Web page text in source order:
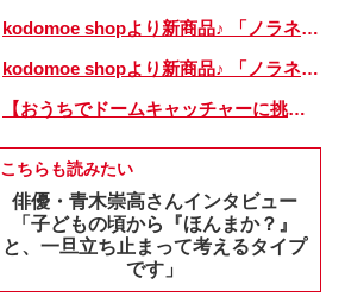
kodomoe shopより新商品♪ 「ノラネコぐんだん」耐熱マグ3種が登場！
kodomoe shopより新商品♪ 「ノラネコぐんだん」なりきり帽子（大、小）が登場！
【おうちでドームキャッチャーに挑戦だ】アンパンマン わくわくドームキャッチャー
こちらも読みたい
俳優・青木崇高さんインタビュー
「子どもの頃から『ほんまか？』
と、一旦立ち止まって考えるタイプ
です」